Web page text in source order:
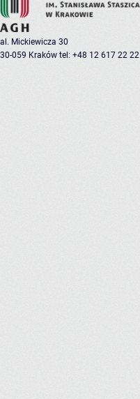
al. Mickiewicza 30
30-059 Kraków tel: +48 12 617 22 22